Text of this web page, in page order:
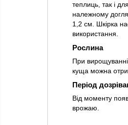
теплиць, так і
належному
1,2 см. Шкірка
використання.
Рослина
При
куща можна
Період
Від моменту
врожаю.